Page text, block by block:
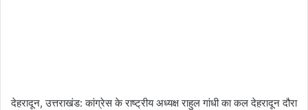
देहरादून, उत्तराखंड: कांग्रेस के राष्ट्रीय अध्यक्ष राहुल गांधी का कल देहरादून दौरा